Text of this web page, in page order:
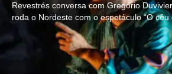
Revestrés conversa com Gregório
roda o Nordeste com o espetáculo “O céu